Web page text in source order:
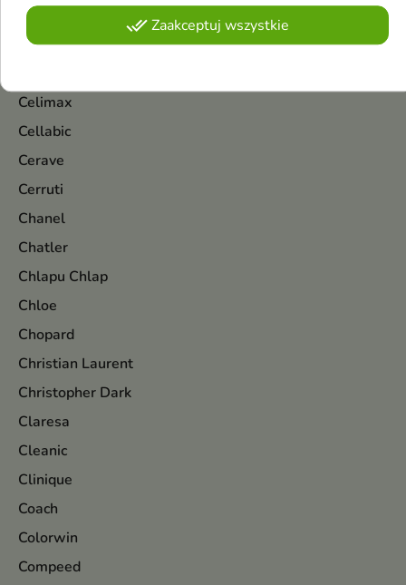
Cantu
Carolina Herrera
Celimax
Cellabic
Cerave
Cerruti
Chanel
Chatler
Chlapu Chlap
Chloe
Chopard
Christian Laurent
Christopher Dark
Claresa
Cleanic
Clinique
Coach
Colorwin
Compeed
done_allZaakceptuj wszystkie